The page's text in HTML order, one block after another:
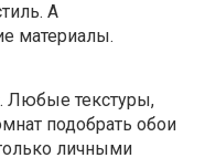
А
материалы.
Любые текстуры,
подобрать обои
личными